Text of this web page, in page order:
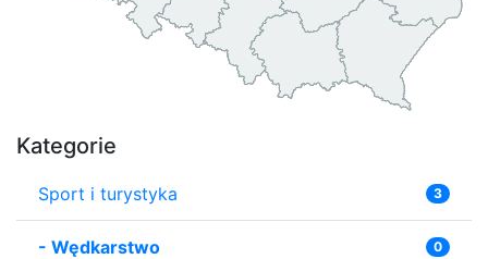
Kategorie
Sport i turystyka 3
- Wędkarstwo 0